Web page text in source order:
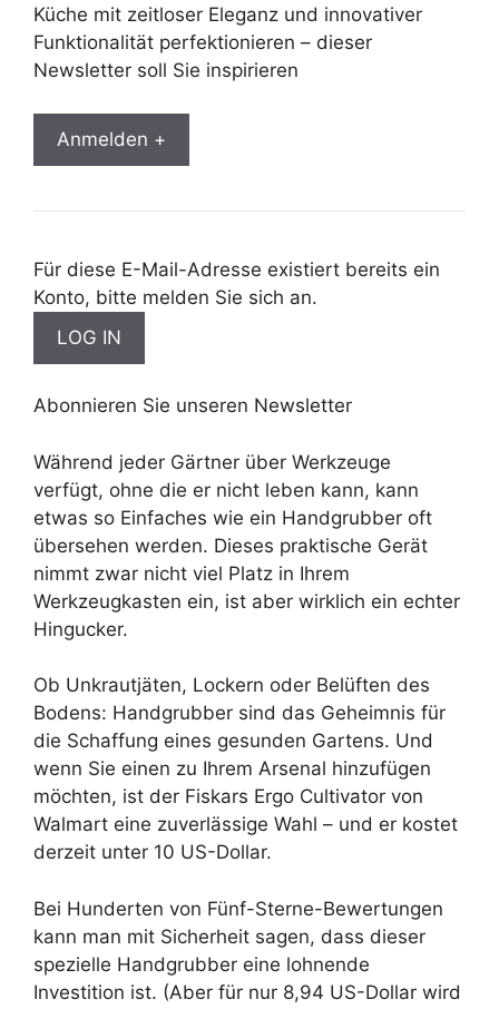
Küche mit zeitloser Eleganz und innovativer
Funktionalität perfektionieren – dieser
Newsletter soll Sie inspirieren
Anmelden +
Für diese E-Mail-Adresse existiert bereits ein
Konto, bitte melden Sie sich an.
Abonnieren Sie unseren Newsletter
Während jeder Gärtner über Werkzeuge
verfügt, ohne die er nicht leben kann, kann
etwas so Einfaches wie ein Handgrubber oft
übersehen werden. Dieses praktische Gerät
nimmt zwar nicht viel Platz in Ihrem
Werkzeugkasten ein, ist aber wirklich ein echter
Hingucker.
Ob Unkrautjäten, Lockern oder Belüften des
Bodens: Handgrubber sind das Geheimnis für
die Schaffung eines gesunden Gartens. Und
wenn Sie einen zu Ihrem Arsenal hinzufügen
möchten, ist der Fiskars Ergo Cultivator von
Walmart eine zuverlässige Wahl – und er kostet
derzeit unter 10 US-Dollar.
Bei Hunderten von Fünf-Sterne-Bewertungen
kann man mit Sicherheit sagen, dass dieser
spezielle Handgrubber eine lohnende
Investition ist. (Aber für nur 8,94 US-Dollar wird